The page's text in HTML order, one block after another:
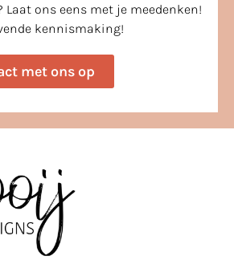
ons eens met je meedenken!
kennismaking!
met ons op